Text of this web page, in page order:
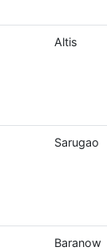
Altis
Sarugao
Baranow